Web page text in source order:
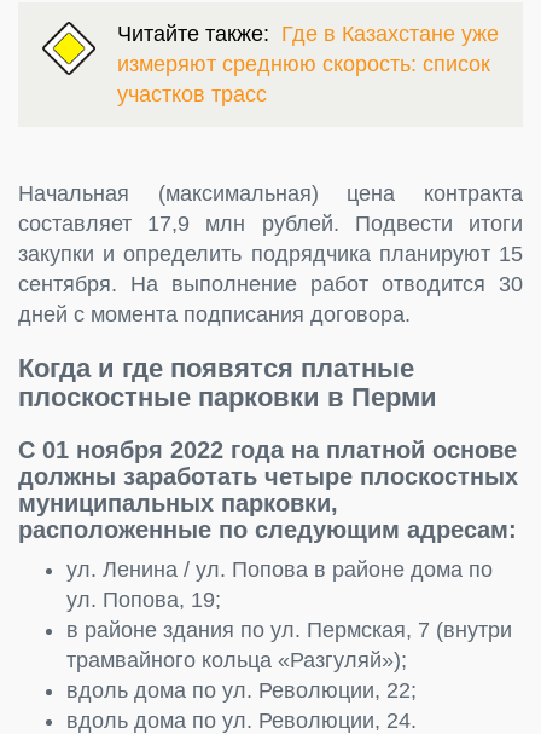
Читайте также: Где в Казахстане уже
измеряют среднюю скорость: список
участков трасс
Начальная (максимальная) цена контракта
составляет 17,9 млн рублей. Подвести итоги
закупки и определить подрядчика планируют 15
сентября. На выполнение работ отводится 30
дней с момента подписания договора.
Когда и где появятся платные
плоскостные парковки в Перми
С 01 ноября 2022 года на платной основе
должны заработать четыре плоскостных
муниципальных парковки,
расположенные по следующим адресам:
ул. Ленина / ул. Попова в районе дома по
ул. Попова, 19;
в районе здания по ул. Пермская, 7 (внутри
трамвайного кольца «Разгуляй»);
вдоль дома по ул. Революции, 22;
вдоль дома по ул. Революции, 24.